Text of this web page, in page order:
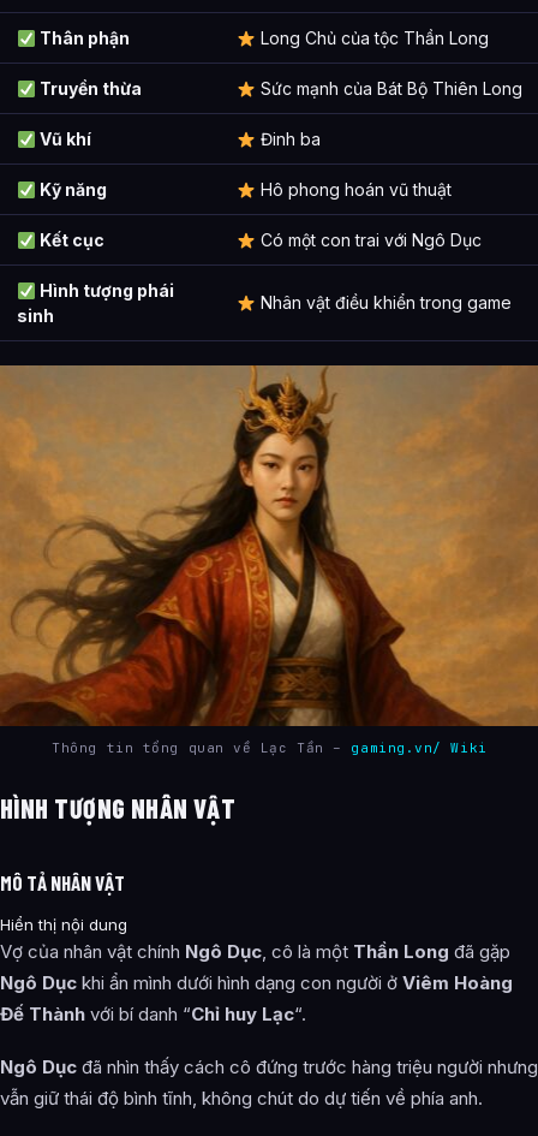
Thân phận Long Chủ của tộc Thần Long
Truyền thừa Sức mạnh của Bát Bộ Thiên Long
Vũ khí Đinh ba
Kỹ năng Hô phong hoán vũ thuật
Kết cục Có một con trai với Ngô Dục
Hình tượng phái
sinh
Nhân vật điều khiển trong game
Thông tin tổng quan về Lạc Tần – gaming.vn/ Wiki
HÌNH TƯỢNG NHÂN VẬT
MÔ TẢ NHÂN VẬT
Hiển thị nội dung
Vợ của nhân vật chính Ngô Dục , cô là một Thần Long đã gặp
Ngô Dục khi ẩn mình dưới hình dạng con người ở Viêm Hoàng
Đế Thành với bí danh “Chỉ huy Lạc“.
Ngô Dục đã nhìn thấy cách cô đứng trước hàng triệu người nhưng
vẫn giữ thái độ bình tĩnh, không chút do dự tiến về phía anh.